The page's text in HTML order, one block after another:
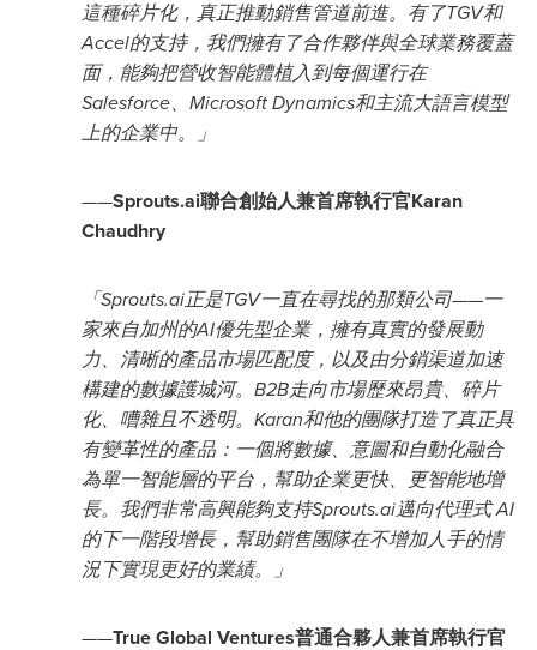
這種碎片化，真正推動銷售管道前進。有了TGV和
Accel的支持，我們擁有了合作夥伴與全球業務覆蓋
面，能夠把營收智能體植入到每個運行在
Salesforce、Microsoft Dynamics和主流大語言模型
上的企業中。
」
——Sprouts.ai聯合創始人兼首席執行官Karan
Chaudhry
「Sprouts.ai正是TGV一直在尋找的那類公司——一
家來自加州的AI優先型企業，擁有真實的發展動
力、清晰的產品市場匹配度，以及由分銷渠道加速
構建的數據護城河。B2B走向市場歷來昂貴、碎片
化、嘈雜且不透明。Karan和他的團隊打造了真正具
有變革性的產品：一個將數據、意圖和自動化融合
為單一智能層的平台，幫助企業更快、更智能地增
長。我們非常高興能夠支持Sprouts.ai邁向代理式 AI
的下一階段增長，幫助銷售團隊在不增加人手的情
況下實現更好的業績。
」
——True Global Ventures普通合夥人兼首席執行官